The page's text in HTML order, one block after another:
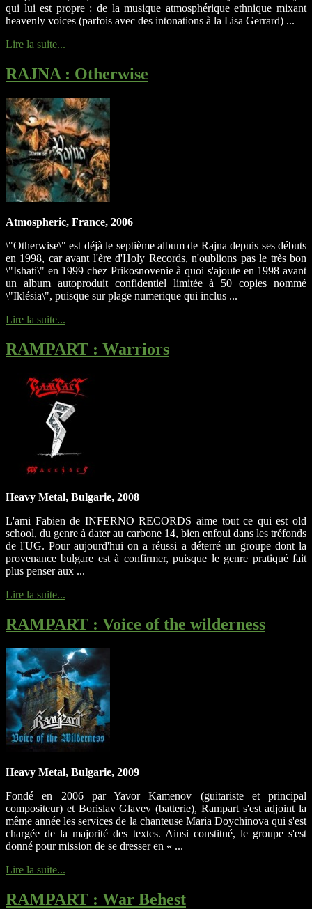
qui lui est propre : de la musique atmosphérique ethnique mixant
heavenly voices (parfois avec des intonations à la Lisa Gerrard) ...
Lire la suite...
RAJNA : Otherwise
Atmospheric, France, 2006
\"Otherwise\" est déjà le septième album de Rajna depuis ses débuts
en 1998, car avant l'ère d'Holy Records, n'oublions pas le très bon
\"Ishati\" en 1999 chez Prikosnovenie à quoi s'ajoute en 1998 avant
un album autoproduit confidentiel limitée à 50 copies nommé
\"Iklésia\", puisque sur plage numerique qui inclus ...
Lire la suite...
RAMPART : Warriors
Heavy Metal, Bulgarie, 2008
L'ami Fabien de INFERNO RECORDS aime tout ce qui est old
school, du genre à dater au carbone 14, bien enfoui dans les tréfonds
de l'UG. Pour aujourd'hui on a réussi a déterré un groupe dont la
provenance bulgare est à confirmer, puisque le genre pratiqué fait
plus penser aux ...
Lire la suite...
RAMPART : Voice of the wilderness
Heavy Metal, Bulgarie, 2009
Fondé en 2006 par Yavor Kamenov (guitariste et principal
compositeur) et Borislav Glavev (batterie), Rampart s'est adjoint la
même année les services de la chanteuse Maria Doychinova qui s'est
chargée de la majorité des textes. Ainsi constitué, le groupe s'est
donné pour mission de se dresser en « ...
Lire la suite...
RAMPART : War Behest